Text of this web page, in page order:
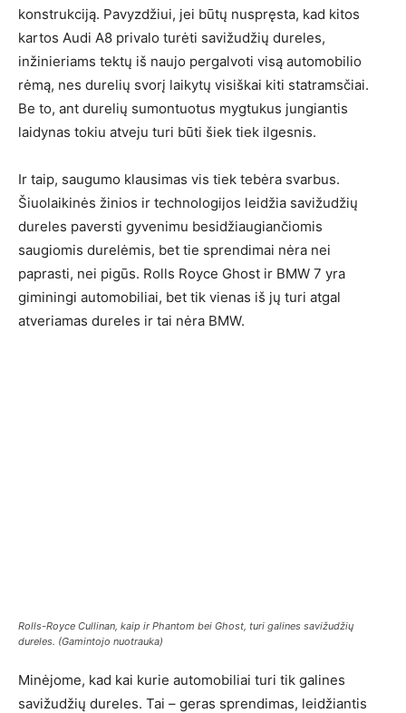
konstrukciją. Pavyzdžiui, jei būtų nuspręsta, kad kitos
kartos Audi A8 privalo turėti savižudžių dureles,
inžinieriams tektų iš naujo pergalvoti visą automobilio
rėmą, nes durelių svorį laikytų visiškai kiti statramsčiai.
Be to, ant durelių sumontuotus mygtukus jungiantis
laidynas tokiu atveju turi būti šiek tiek ilgesnis.
Ir taip, saugumo klausimas vis tiek tebėra svarbus.
Šiuolaikinės žinios ir technologijos leidžia savižudžių
dureles paversti gyvenimu besidžiaugiančiomis
saugiomis durelėmis, bet tie sprendimai nėra nei
paprasti, nei pigūs. Rolls Royce Ghost ir BMW 7 yra
giminingi automobiliai, bet tik vienas iš jų turi atgal
atveriamas dureles ir tai nėra BMW.
Rolls-Royce Cullinan, kaip ir Phantom bei Ghost, turi galines savižudžių
dureles. (Gamintojo nuotrauka)
Minėjome, kad kai kurie automobiliai turi tik galines
savižudžių dureles. Tai – geras sprendimas, leidžiantis